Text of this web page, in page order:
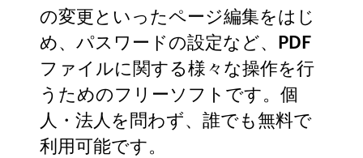
の変更といったページ編集をはじ
め、パスワードの設定など、PDF
ファイルに関する様々な操作を行
うためのフリーソフトです。個
人・法人を問わず、誰でも無料で
利用可能です。